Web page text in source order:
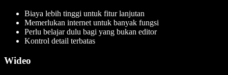
Biaya lebih tinggi untuk fitur lanjutan
Memerlukan internet untuk banyak fungsi
Perlu belajar dulu bagi yang bukan editor
Kontrol detail terbatas
Wideo